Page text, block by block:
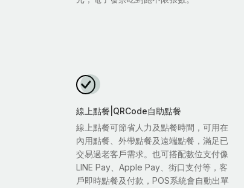
線上點餐|QRCode自助點餐
線上點餐可節省人力及點餐時間，可用在
內用點餐、外帶點餐及遠端點餐，滿足已
交易過老客戶需求。也可搭配數位支付像
LINE Pay、Apple Pay、街口支付等，客
戶即時點餐及付款，POS系統會自動出單